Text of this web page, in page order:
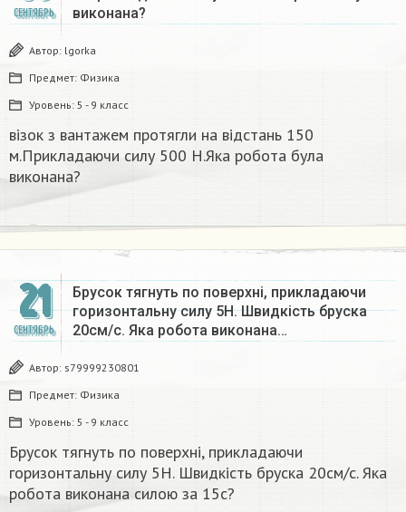
СЕНТЯБРЬ
виконана?
Автор: lgorka
Предмет: Физика
Уровень: 5 - 9 класс
візок з вантажем протягли на відстань 150
м.Прикладаючи силу 500 Н.Яка робота була
виконана?
21
СЕНТЯБРЬ
Брусок тягнуть по поверхнi, прикладаючи
горизонтальну силу 5Н. Швидкість бруска
20см/с. Яка робота виконана…
Автор: s79999230801
Предмет: Физика
Уровень: 5 - 9 класс
Брусок тягнуть по поверхнi, прикладаючи
горизонтальну силу 5Н. Швидкість бруска 20см/с. Яка
робота виконана силою за 15c? ​